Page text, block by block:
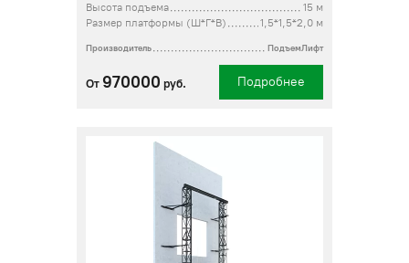
Высота подъема
15 м
Размер платформы (Ш*Г*В)
1,5*1,5*2,0 м
Производитель ПодъемЛифт
От 970000 руб. Подробнее